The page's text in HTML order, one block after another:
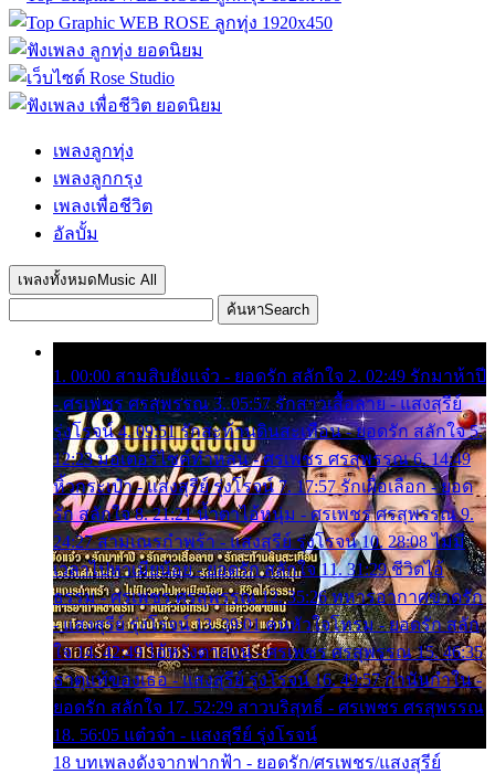
เพลงลูกทุ่ง
เพลงลูกกรุง
เพลงเพื่อชีวิต
อัลบั้ม
เพลงทั้งหมด Music All
ค้นหาSearch
1. 00:00 สามสิบยังแจ๋ว - ยอดรัก สลักใจ 2. 02:49 รักมาห้าปี
- ศรเพชร ศรสุพรรณ 3. 05:57 รักสาวเสื้อลาย - แสงสุรีย์
รุ่งโรจน์ 4. 09:51 รักสะท้านดินสะเทือน - ยอดรัก สลักใจ 5.
12:23 มอเตอร์ไซค์ทำหล่น - ศรเพชร ศรสุพรรณ 6. 14:49
หิ้วกระเป๋า - แสงสุรีย์ รุ่งโรจน์ 7. 17:57 รักเผื่อเลือก - ยอด
รัก สลักใจ 8. 21:21 น้ำตาไอ้หนุ่ม - ศรเพชร ศรสุพรรณ 9.
24:27 สามเณรกำพร้า - แสงสุรีย์ รุ่งโรจน์ 10. 28:08 ไม่มี
เวลาไปหาเมียน้อย - ยอดรัก สลักใจ 11. 31:29 ชีวิตไอ้
ธรรม - ศรเพชร ศรสุพรรณ 12. 35:26 ทหารอากาศขาดรัก
- แสงสุรีย์ รุ่งโรจน์ 13. 39:01 คนหัวใจโทรม - ยอดรัก สลัก
ใจ 14. 42:49 ไอ้หวังตายแน่ - ศรเพชร ศรสุพรรณ 15. 46:35
ธาตุแท้ของเธอ - แสงสุรีย์ รุ่งโรจน์ 16. 49:57 กำนันกำใน -
ยอดรัก สลักใจ 17. 52:29 สาวบริสุทธิ์ - ศรเพชร ศรสุพรรณ
18. 56:05 แต๋วจ๋า - แสงสุรีย์ รุ่งโรจน์
18 บทเพลงดังจากฟากฟ้า - ยอดรัก/ศรเพชร/แสงสุรีย์